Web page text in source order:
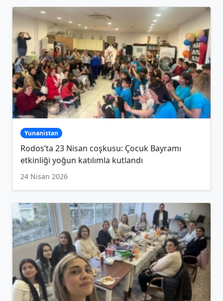
Yunanistan
Rodos’ta 23 Nisan coşkusu: Çocuk Bayramı
etkinliği yoğun katılımla kutlandı
24 Nisan 2026